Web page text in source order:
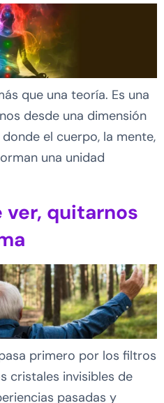
que una teoría. Es una
desde una dimensión
el cuerpo, la mente,
una unidad
ver, quitarnos
primero por los filtros
cristales invisibles de
pasadas y